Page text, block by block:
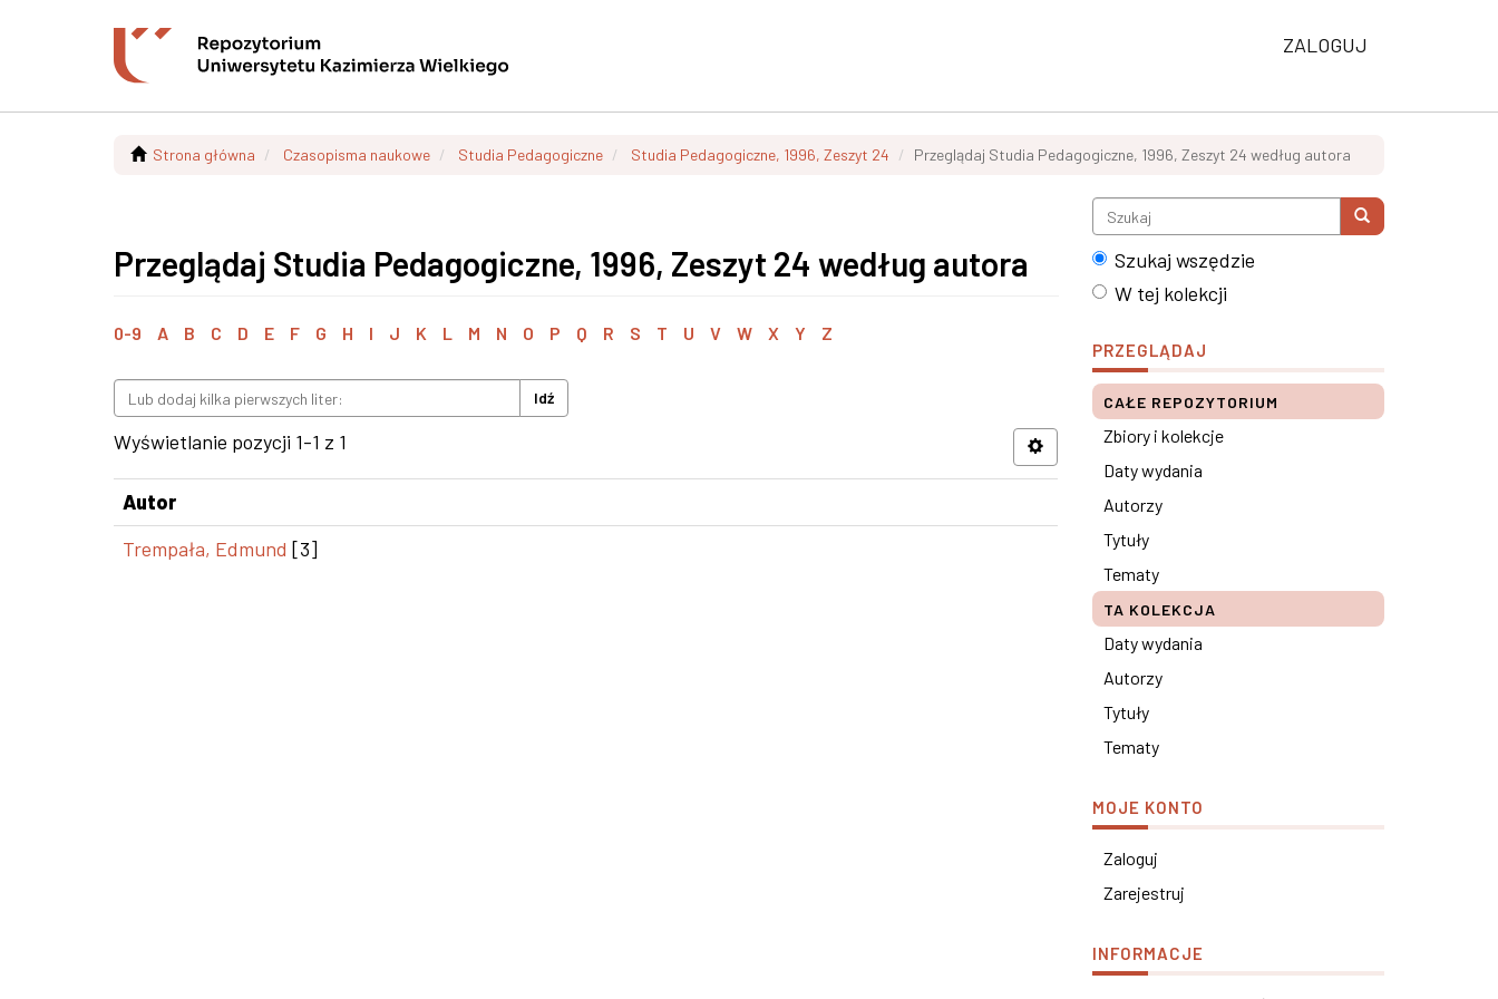
ZALOGUJ
Strona główna Czasopisma naukowe Studia Pedagogiczne Studia Pedagogiczne, 1996, Zeszyt 24 Przeglądaj Studia Pedagogiczne, 1996, Zeszyt 24 według autora
Przeglądaj Studia Pedagogiczne, 1996, Zeszyt 24 według autora
0-9 A B C D E F G H I J K L M N O P Q R S T U V W X Y Z
Idź
Wyświetlanie pozycji 1-1 z 1
Autor
Trempała, Edmund [3]
Szukaj wszędzie
W tej kolekcji
PRZEGLĄDAJ
CAŁE REPOZYTORIUM
Zbiory i kolekcje
Daty wydania
Autorzy
Tytuły
Tematy
TA KOLEKCJA
Daty wydania
Autorzy
Tytuły
Tematy
MOJE KONTO
Zaloguj
Zarejestruj
INFORMACJE